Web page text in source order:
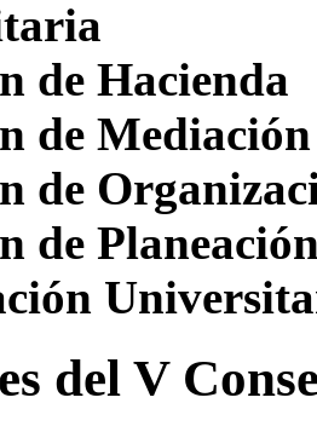
de Hacienda
de
de
de
del V